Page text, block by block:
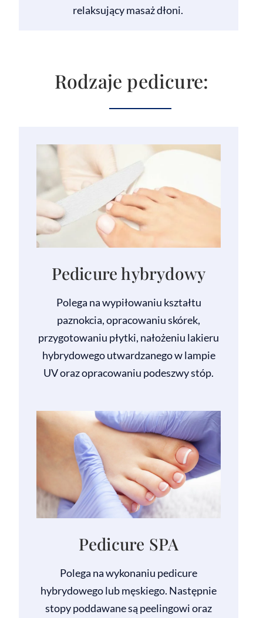
relaksujący masaż dłoni.
Rodzaje pedicure:
Pedicure hybrydowy
Polega na wypiłowaniu kształtu
paznokcia, opracowaniu skórek,
przygotowaniu płytki, nałożeniu lakieru
hybrydowego utwardzanego w lampie
UV oraz opracowaniu podeszwy stóp.
Pedicure SPA
Polega na wykonaniu pedicure
hybrydowego lub męskiego. Następnie
stopy poddawane są peelingowi oraz